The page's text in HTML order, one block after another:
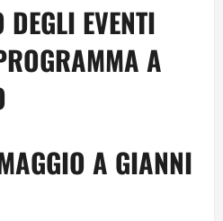
EVENTI
A
A GIANNI